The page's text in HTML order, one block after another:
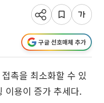
구글 선호매체 추가
촉을 최소화할 수 있
이용이 증가 추세다.